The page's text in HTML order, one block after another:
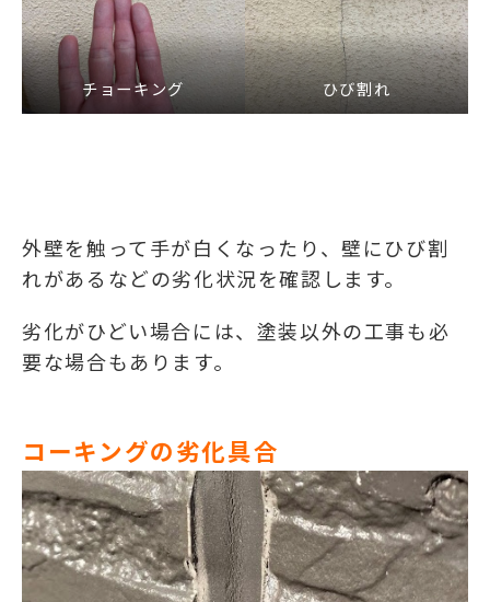
チョーキング ひび割れ
外壁を触って手が白くなったり、壁にひび割
れがあるなどの劣化状況を確認します。
劣化がひどい場合には、塗装以外の工事も必
要な場合もあります。
コーキングの劣化具合